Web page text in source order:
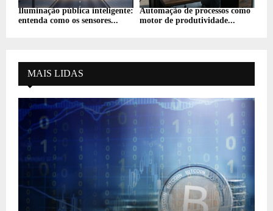
Iluminação pública inteligente:
entenda como os sensores...
Automação de processos como
motor de produtividade...
MAIS LIDAS